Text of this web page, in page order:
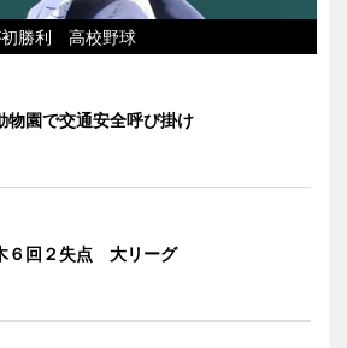
初勝利 高校野球
物園で交通安全呼び掛け
６回２失点 大リーグ